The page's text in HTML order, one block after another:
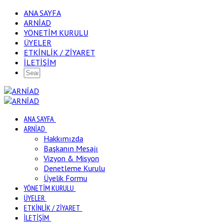
ANA SAYFA
ARNİAD
YÖNETİM KURULU
ÜYELER
ETKİNLİK / ZİYARET
İLETİŞİM
ANA SAYFA
ARNİAD
Hakkımızda
Başkanın Mesajı
Vizyon & Misyon
Denetleme Kurulu
Üyelik Formu
YÖNETİM KURULU
ÜYELER
ETKİNLİK / ZİYARET
İLETİŞİM